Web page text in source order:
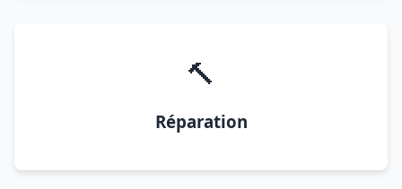
🔨
Réparation